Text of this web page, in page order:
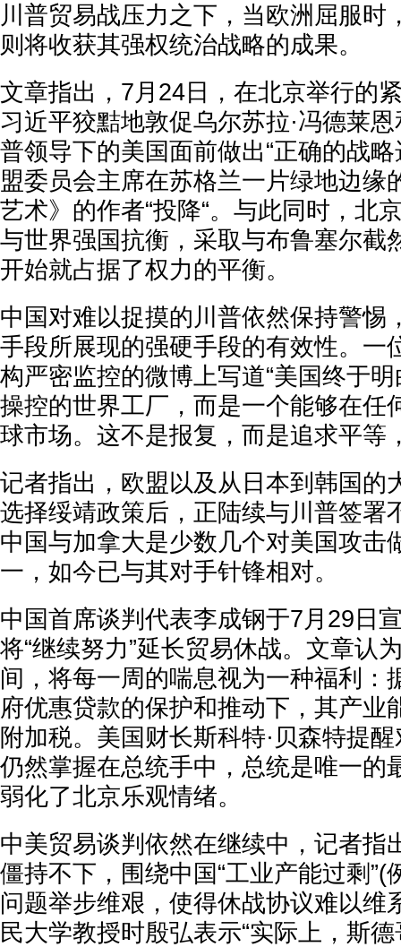
川普贸易战压力之下，当欧洲屈服时
则将收获其强权统治战略的成果。
文章指出，7月24日，在北京举行的
习近平狡黠地敦促乌尔苏拉·冯德莱
普领导下的美国面前做出“正确的战
盟委员会主席在苏格兰一片绿地边缘
艺术》的作者“投降“。与此同时，北
与世界强国抗衡，采取与布鲁塞尔截
开始就占据了权力的平衡。
中国对难以捉摸的川普依然保持警惕
手段所展现的强硬手段的有效性。一
构严密监控的微博上写道“美国终于
操控的世界工厂，而是一个能够在任
球市场。这不是报复，而是追求平等
记者指出，欧盟以及从日本到韩国的
选择绥靖政策后，正陆续与川普签署
中国与加拿大是少数几个对美国攻击
一，如今已与其对手针锋相对。
中国首席谈判代表李成钢于7月29日
将“继续努力”延长贸易休战。文章认
间，将每一周的喘息视为一种福利：
府优惠贷款的保护和推动下，其产业
附加税。美国财长斯科特·贝森特提
仍然掌握在总统手中，总统是唯一的
弱化了北京乐观情绪。
中美贸易谈判依然在继续中，记者指
僵持不下，围绕中国“工业产能过剩”(
问题举步维艰，使得休战协议难以维
民大学教授时殷弘表示“实际上，斯